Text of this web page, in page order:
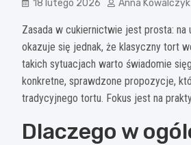
18 lutego 2026 Anna Kowalczyk
Zasada w cukiernictwie jest prosta: na
okazuje się jednak, że klasyczny tort
takich sytuacjach warto świadomie
konkretne, sprawdzone propozycje,
tradycyjnego tortu. Fokus jest na
Dlaczego w